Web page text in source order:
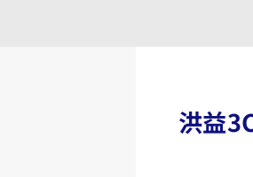
洪益